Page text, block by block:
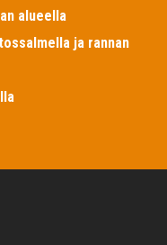
alueella
ja rannan